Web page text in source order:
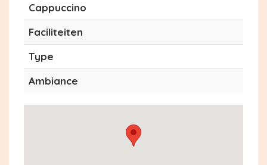
Cappuccino
Faciliteiten
Type
Ambiance